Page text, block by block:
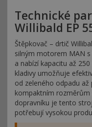
Technické
Willibald EP
Štěpkovač – drtič
silným motorem MAN s
a nabízí kapacitu až
kladivy umožňuje
od zeleného odpadu
kompaktním rozměrům
dopravníku je tento
potřebují vysokou